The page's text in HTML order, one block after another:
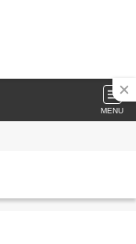
MENU